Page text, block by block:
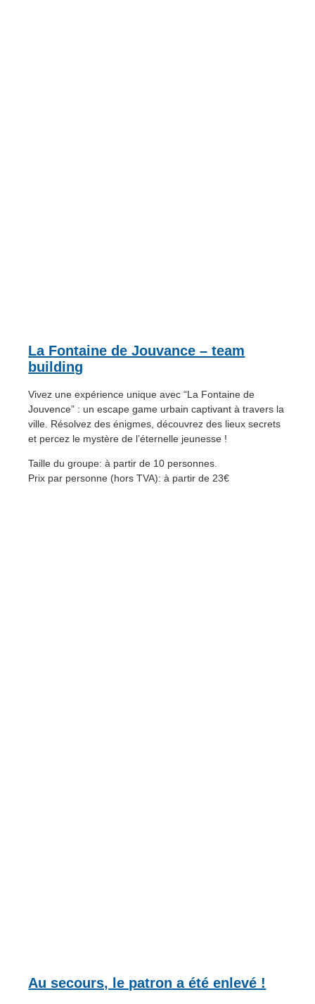
La Fontaine de Jouvance – team
building
Vivez une expérience unique avec “La Fontaine de
Jouvence” : un escape game urbain captivant à travers la
ville. Résolvez des énigmes, découvrez des lieux secrets
et percez le mystère de l’éternelle jeunesse !
Taille du groupe: à partir de 10 personnes.
Prix par personne (hors TVA): à partir de 23€
Au secours, le patron a été enlevé !